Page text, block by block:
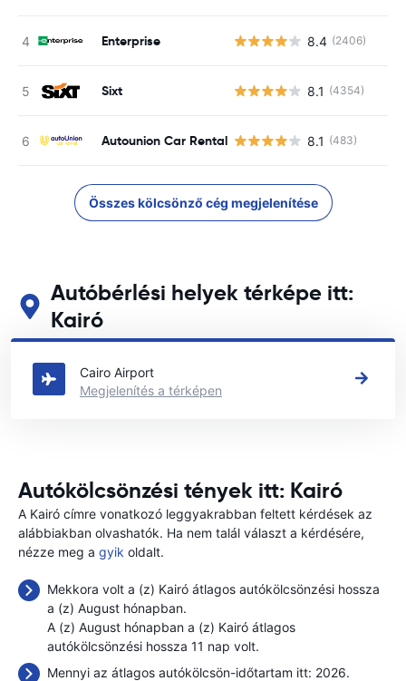
Enterprise 8.4 (2406)
Sixt 8.1 (4354)
Autounion Car Rental 8.1 (483)
Összes kölcsönző cég megjelenítése
Autóbérlési helyek térképe itt:
Kairó
Tekintse meg fő autóbérlési helyeinket itt: Kairó
Cairo Airport
Megjelenítés a térképen
Autókölcsönzési tények itt: Kairó
A Kairó címre vonatkozó leggyakrabban feltett kérdések az
alábbiakban olvashatók. Ha nem talál választ a kérdésére,
nézze meg a gyik oldalt.
Mekkora volt a (z) Kairó átlagos autókölcsönzési hossza
a (z) August hónapban.
A (z) August hónapban a (z) Kairó átlagos
autókölcsönzési hossza 11 nap volt.
Mennyi az átlagos autókölcsön-időtartam itt: 2026.